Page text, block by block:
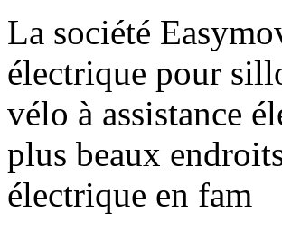
La société
électrique pour
vélo à assistance
plus beaux
électrique en fam